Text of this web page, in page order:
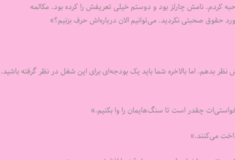
کردم. نامش چارلز بود و دوستم خیلی تعریفش را کرده بود. مکالمه
حقوق صحبتی نکردید. می‌توانیم الان درباره‌اش حرف بزنیم؟»
بدهم. اما بالاخره شما باید یک بودجه‌ای برای این شغل در نظر گرفته باشید.
چقدر است تا سنگ‌هایمان را وا بکنیم.»